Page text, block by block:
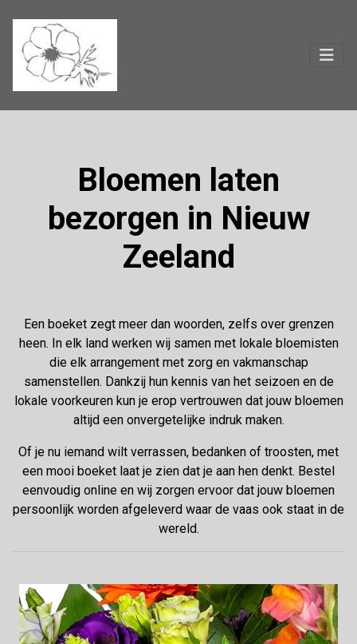
Bloemen laten
bezorgen in Nieuw
Zeeland
Een boeket zegt meer dan woorden, zelfs over grenzen
heen. In elk land werken wij samen met lokale bloemisten
die elk arrangement met zorg en vakmanschap
samenstellen. Dankzij hun kennis van het seizoen en de
lokale voorkeuren kun je erop vertrouwen dat jouw bloemen
altijd een onvergetelijke indruk maken.
Of je nu iemand wilt verrassen, bedanken of troosten, met
een mooi boeket laat je zien dat je aan hen denkt. Bestel
eenvoudig online en wij zorgen ervoor dat jouw bloemen
persoonlijk worden afgeleverd waar de vaas ook staat in de
wereld.